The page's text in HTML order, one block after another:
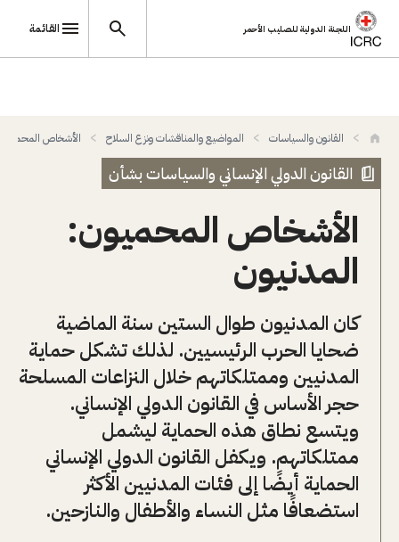
تجاوز إلى المحتوى الرئيسي
اللجنة الدولية للصليب الأحمر القائمة
القانون والسياسات المواضيع والمناقشات ونزع السلاح الأشخاص المحميون
القانون الدولي الإنساني والسياسات بشأن
الأشخاص المحميون:
المدنيون
كان المدنيون طوال الستين سنة الماضية
ضحايا الحرب الرئيسيين. لذلك تشكل حماية
المدنيين وممتلكاتهم خلال النزاعات المسلحة
حجر الأساس في القانون الدولي الإنساني.
ويتسع نطاق هذه الحماية ليشمل
ممتلكاتهم. ويكفل القانون الدولي الإنساني
الحماية أيضًا إلى فئات المدنيين الأكثر
استضعافًا مثل النساء والأطفال والنازحين.